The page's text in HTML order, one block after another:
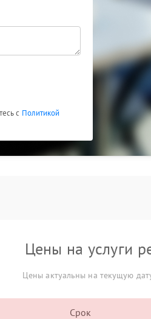
с Политикой
Цены на услуги
Цены актуальны на текущую
Срок